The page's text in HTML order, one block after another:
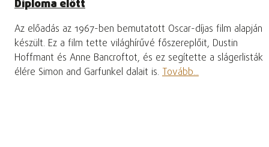
Diploma előtt
Az előadás az 1967-ben bemutatott Oscar-díjas film alapján
készült. Ez a film tette világhírűvé főszereplőit, Dustin
Hoffmant és Anne Bancroftot, és ez segítette a slágerlisták
élére Simon and Garfunkel dalait is. Tovább...